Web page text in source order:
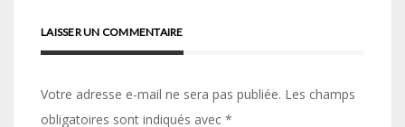
LAISSER UN COMMENTAIRE
Votre adresse e-mail ne sera pas publiée. Les champs
obligatoires sont indiqués avec *